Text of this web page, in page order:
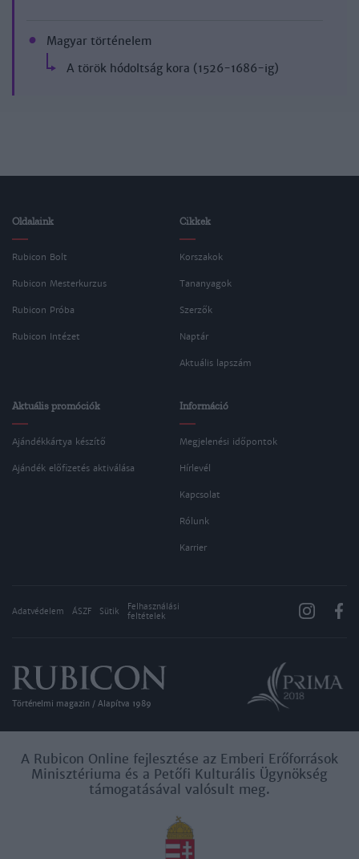
Magyar történelem
A török hódoltság kora (1526-1686-ig)
Oldalaink
Rubicon Bolt
Rubicon Mesterkurzus
Rubicon Próba
Rubicon Intézet
Cikkek
Korszakok
Tananyagok
Szerzők
Naptár
Aktuális lapszám
Aktuális promóciók
Ajándékkártya készítő
Ajándék előfizetés aktiválása
Információ
Megjelenési időpontok
Hírlevél
Kapcsolat
Rólunk
Karrier
Adatvédelem ÁSZF Sütik
Felhasználási
feltételek
Történelmi magazin / Alapítva 1989
A Rubicon Online fejlesztése az Emberi Erőforrások
Minisztériuma és a Petőfi Kulturális Ügynökség
támogatásával valósult meg.